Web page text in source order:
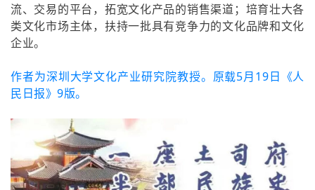
流、交易的平台，拓宽文化产品的销售渠道；培育壮大各
类文化市场主体，扶持一批具有竞争力的文化品牌和文化
企业。
作者为深圳大学文化产业研究院教授。原载5月19日《人
民日报》9版。